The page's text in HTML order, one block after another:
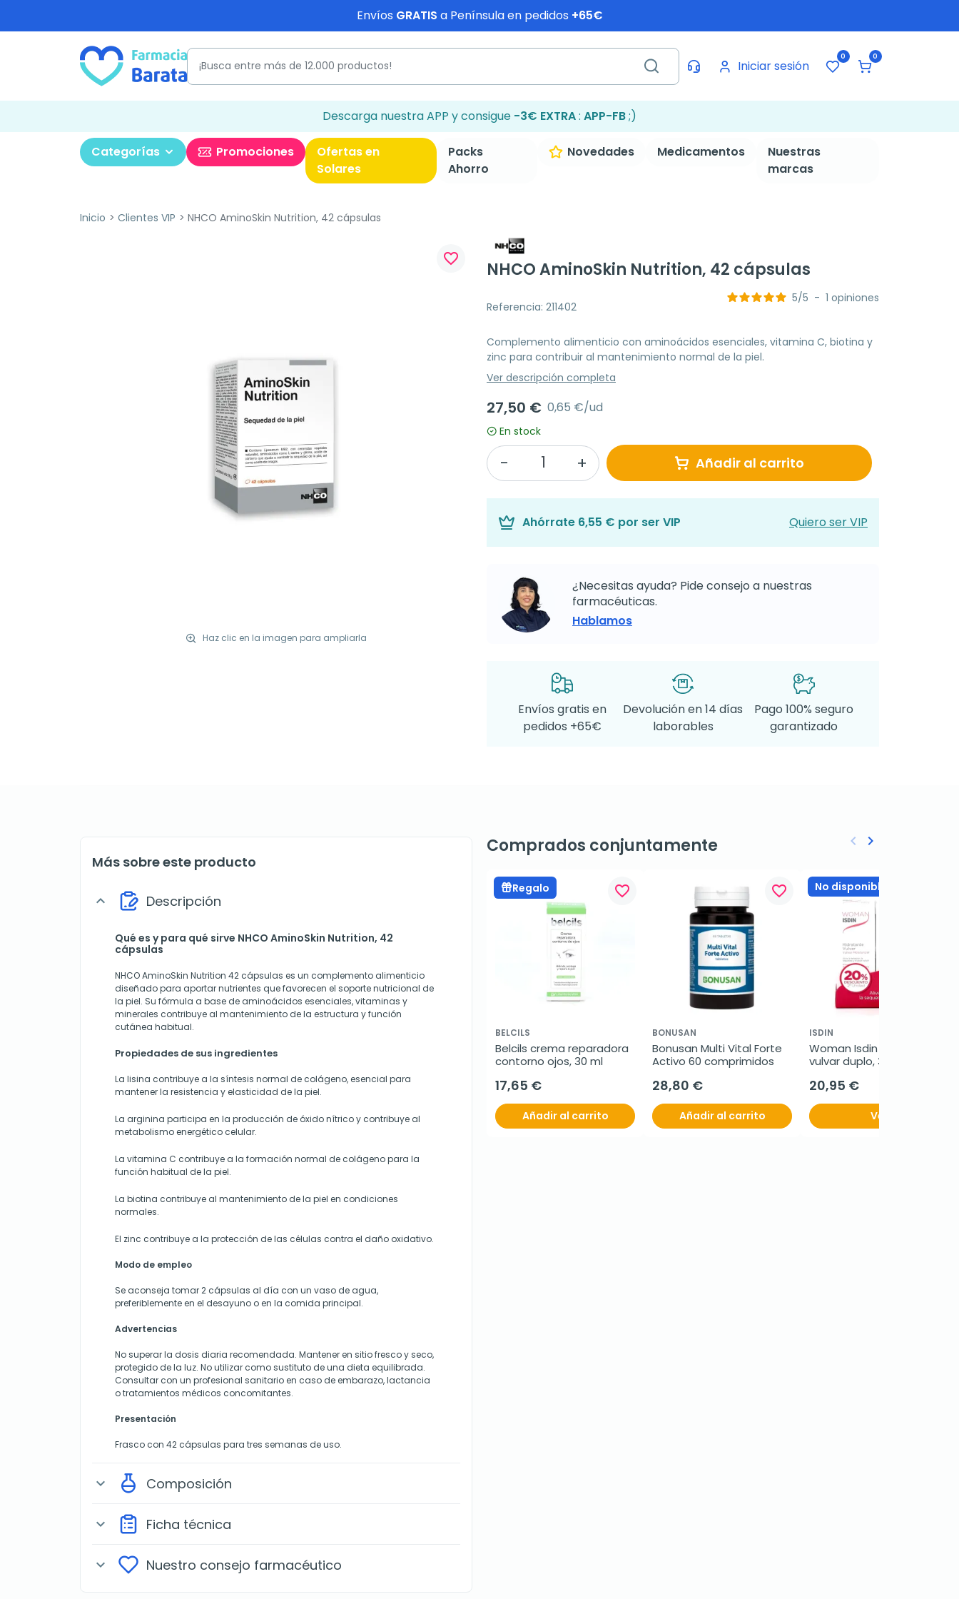
Envíos GRATIS a Península en pedidos +65€
Iniciar sesión
0 0
Descarga nuestra APP y consigue -3€ EXTRA: APP-FB;)
Categorías Promociones
Ofertas en
Solares
Packs
Ahorro
Novedades Medicamentos
Nuestras
marcas
Inicio Clientes VIP NHCO AminoSkin Nutrition, 42 cápsulas
Haz clic en la imagen para ampliarla
favorite_border
NHCO AminoSkin Nutrition, 42 cápsulas
Referencia: 211402
5/5 - 1 opiniones
Complemento alimenticio con aminoácidos esenciales, vitamina C, biotina y
zinc para contribuir al mantenimiento normal de la piel.
Ver descripción completa
27,50 € 0,65 €/ud
En stock
Añadir al carrito
Ahórrate 6,55 € por ser VIP Quiero ser VIP
¿Necesitas ayuda? Pide consejo a nuestras
farmacéuticas.
Hablamos
Envíos gratis en
pedidos +65€
Devolución en 14 días
laborables
Pago 100% seguro
garantizado
Más sobre este producto
expand_more Descripción
Qué es y para qué sirve NHCO AminoSkin Nutrition, 42
cápsulas
NHCO AminoSkin Nutrition 42 cápsulas es un complemento alimenticio
diseñado para aportar nutrientes que favorecen el soporte nutricional de
la piel. Su fórmula a base de aminoácidos esenciales, vitaminas y
minerales contribuye al mantenimiento de la estructura y función
cutánea habitual.
Propiedades de sus ingredientes
La lisina contribuye a la síntesis normal de colágeno, esencial para
mantener la resistencia y elasticidad de la piel.
La arginina participa en la producción de óxido nítrico y contribuye al
metabolismo energético celular.
La vitamina C contribuye a la formación normal de colágeno para la
función habitual de la piel.
La biotina contribuye al mantenimiento de la piel en condiciones
normales.
El zinc contribuye a la protección de las células contra el daño oxidativo.
Modo de empleo
Se aconseja tomar 2 cápsulas al día con un vaso de agua,
preferiblemente en el desayuno o en la comida principal.
Advertencias
No superar la dosis diaria recomendada. Mantener en sitio fresco y seco,
protegido de la luz. No utilizar como sustituto de una dieta equilibrada.
Consultar con un profesional sanitario en caso de embarazo, lactancia
o tratamientos médicos concomitantes.
Presentación
Frasco con 42 cápsulas para tres semanas de uso.
expand_more Composición
expand_more Ficha técnica
expand_more Nuestro consejo farmacéutico
Comprados conjuntamente
Regalo favorite_border
BELCILS
Belcils crema reparadora
contorno ojos, 30 ml
17,65 €
Añadir al carrito
favorite_border
BONUSAN
Bonusan Multi Vital Forte
Activo 60 comprimidos
28,80 €
Añadir al carrito
No disponible
ISDIN
Woman Isdin Hidratante
vulvar duplo, 30 g + 30 g.
20,95 €
Ver
Anterior
keyboard_arrow_left Siguiente
keyboard_arrow_right